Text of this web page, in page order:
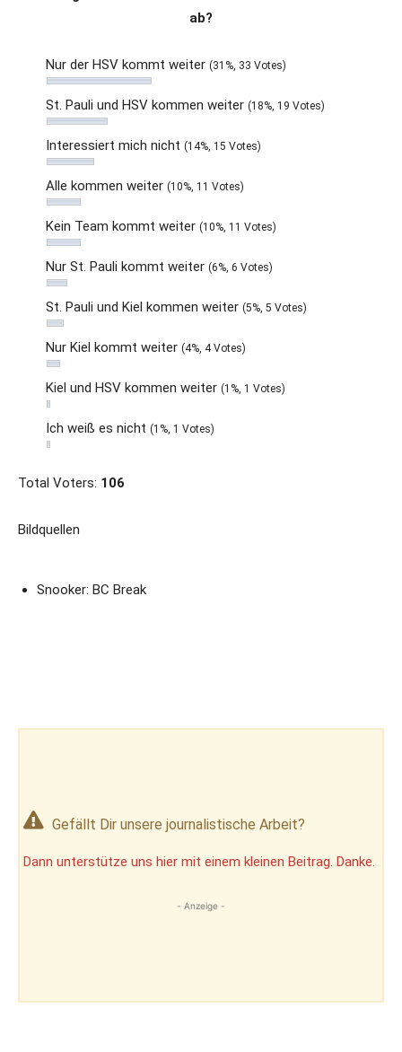
ab?
Nur der HSV kommt weiter (31%, 33 Votes)
St. Pauli und HSV kommen weiter (18%, 19 Votes)
Interessiert mich nicht (14%, 15 Votes)
Alle kommen weiter (10%, 11 Votes)
Kein Team kommt weiter (10%, 11 Votes)
Nur St. Pauli kommt weiter (6%, 6 Votes)
St. Pauli und Kiel kommen weiter (5%, 5 Votes)
Nur Kiel kommt weiter (4%, 4 Votes)
Kiel und HSV kommen weiter (1%, 1 Votes)
Ich weiß es nicht (1%, 1 Votes)
Total Voters: 106
Bildquellen
Snooker: BC Break
Gefällt Dir unsere journalistische Arbeit?
Dann unterstütze uns hier mit einem kleinen Beitrag. Danke.
- Anzeige -